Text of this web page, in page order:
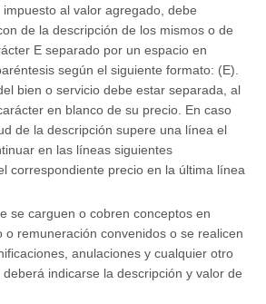
al valor agregado, debe
de la descripción de los mismos o de
E separado por un espacio en
según el siguiente formato: (E).
bien o servicio debe estar separada, al
en blanco de su precio. En caso
de la descripción supere una línea el
en las líneas siguientes
correspondiente precio en la última línea
se carguen o cobren conceptos en
o remuneración convenidos o se realicen
anulaciones y cualquier otro
indicarse la descripción y valor de